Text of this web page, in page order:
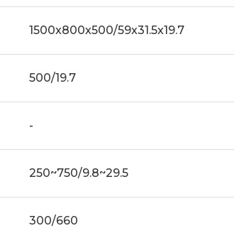
1500x800x500/59x31.5x19.7
500/19.7
-
250~750/9.8~29.5
300/660
光学尺